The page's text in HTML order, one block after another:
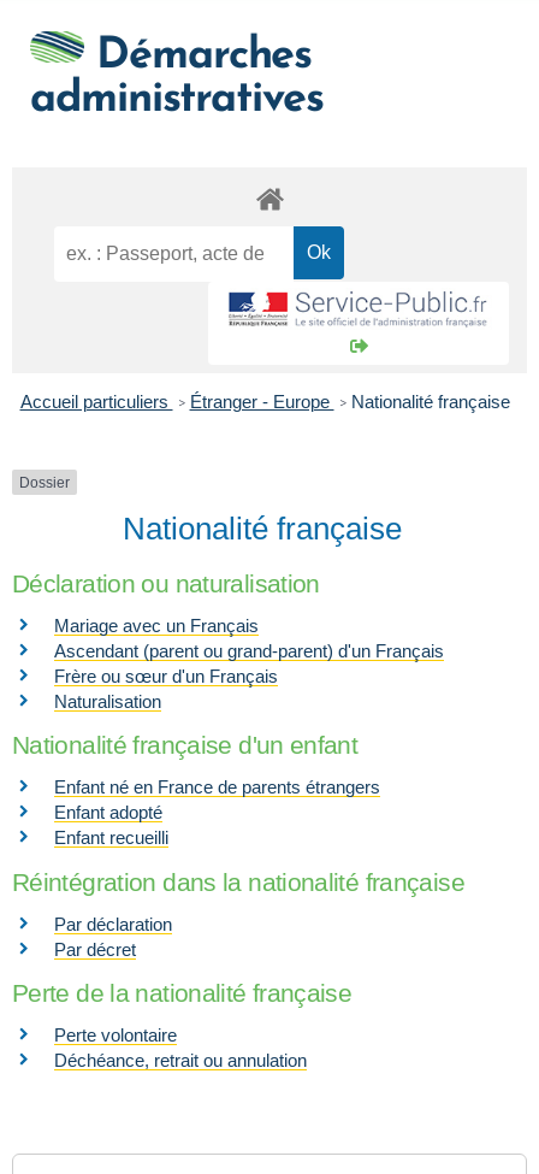
Démarches
administratives
Accueil particuliers > Étranger - Europe > Nationalité française
Dossier
Nationalité française
Déclaration ou naturalisation
Mariage avec un Français
Ascendant (parent ou grand-parent) d'un Français
Frère ou sœur d'un Français
Naturalisation
Nationalité française d'un enfant
Enfant né en France de parents étrangers
Enfant adopté
Enfant recueilli
Réintégration dans la nationalité française
Par déclaration
Par décret
Perte de la nationalité française
Perte volontaire
Déchéance, retrait ou annulation